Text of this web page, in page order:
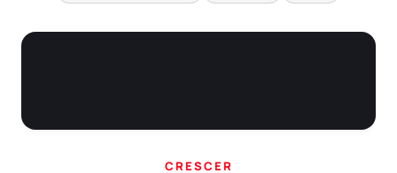
CRESCER